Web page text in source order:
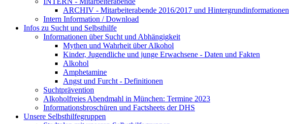
ARCHIV - Mitarbeiterabende 2016/2017 und Hintergrundinformationen
Intern Information / Download
Infos zu Sucht und Selbsthilfe
Informationen über Sucht und Abhängigkeit
Mythen und Wahrheit über Alkohol
Kinder, Jugendliche und junge Erwachsene - Daten und Fakten
Alkohol
Amphetamine
Angst und Furcht - Definitionen
Suchtprävention
Alkoholfreies Abendmahl in München: Termine 2023
Informationsbroschüren und Factsheets der DHS
Unsere Selbsthilfegruppen